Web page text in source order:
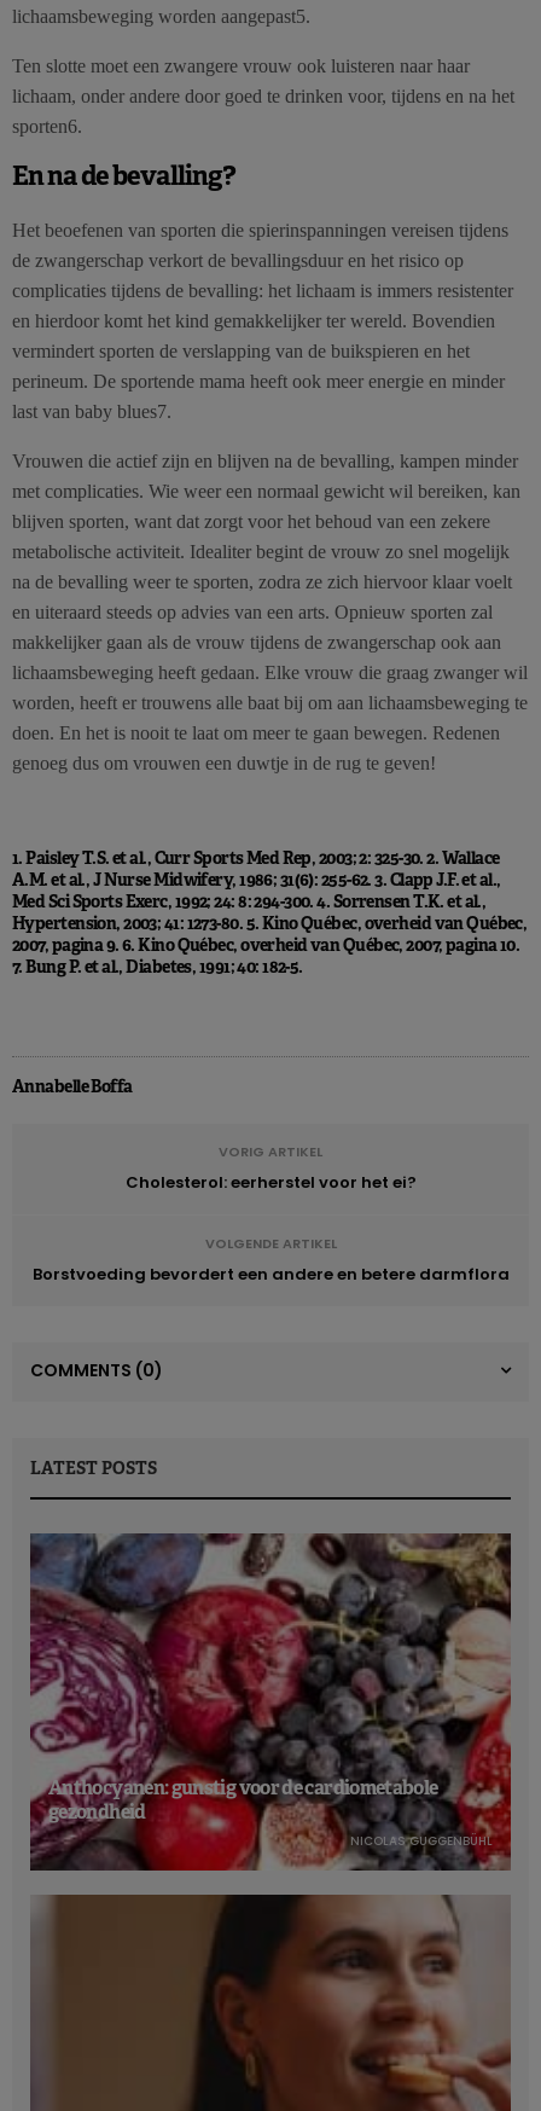
lichaamsbeweging worden aangepast5.
Ten slotte moet een zwangere vrouw ook luisteren naar haar
lichaam, onder andere door goed te drinken voor, tijdens en na het
sporten6.
En na de bevalling?
Het beoefenen van sporten die spierinspanningen vereisen tijdens
de zwangerschap verkort de bevallingsduur en het risico op
complicaties tijdens de bevalling: het lichaam is immers resistenter
en hierdoor komt het kind gemakkelijker ter wereld. Bovendien
vermindert sporten de verslapping van de buikspieren en het
perineum. De sportende mama heeft ook meer energie en minder
last van baby blues7.
Vrouwen die actief zijn en blijven na de bevalling, kampen minder
met complicaties. Wie weer een normaal gewicht wil bereiken, kan
blijven sporten, want dat zorgt voor het behoud van een zekere
metabolische activiteit. Idealiter begint de vrouw zo snel mogelijk
na de bevalling weer te sporten, zodra ze zich hiervoor klaar voelt
en uiteraard steeds op advies van een arts. Opnieuw sporten zal
makkelijker gaan als de vrouw tijdens de zwangerschap ook aan
lichaamsbeweging heeft gedaan. Elke vrouw die graag zwanger wil
worden, heeft er trouwens alle baat bij om aan lichaamsbeweging te
doen. En het is nooit te laat om meer te gaan bewegen. Redenen
genoeg dus om vrouwen een duwtje in de rug te geven!
1. Paisley T.S. et al., Curr Sports Med Rep, 2003; 2: 325-30. 2. Wallace
A.M. et al., J Nurse Midwifery, 1986; 31(6): 255-62. 3. Clapp J.F. et al.,
Med Sci Sports Exerc, 1992; 24: 8: 294-300. 4. Sorrensen T.K. et al.,
Hypertension, 2003; 41: 1273-80. 5. Kino Québec, overheid van Québec,
2007, pagina 9. 6. Kino Québec, overheid van Québec, 2007, pagina 10.
7. Bung P. et al., Diabetes, 1991; 40: 182-5.
Annabelle Boffa
VORIG ARTIKEL
Cholesterol: eerherstel voor het ei?
VOLGENDE ARTIKEL
Borstvoeding bevordert een andere en betere darmflora
COMMENTS (0)
LATEST POSTS
Anthocyanen: gunstig voor de cardiometabole
gezondheid
NICOLAS GUGGENBÜHL